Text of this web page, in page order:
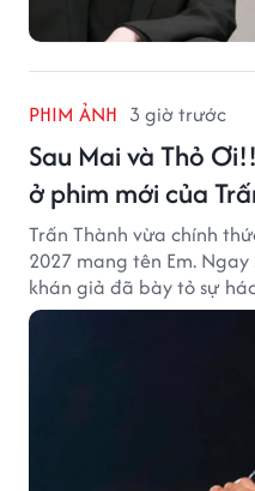
PHIM ẢNH 3 giờ trước
Sau Mai và Thỏ
ở phim mới của
Trấn Thành vừa chính
2027 mang tên Em.
khán giả đã bày tỏ sự
vào bộ phim mới của